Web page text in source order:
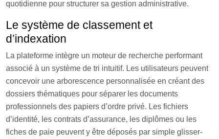
quotidienne pour structurer sa gestion administrative.
Le système de classement et
d’indexation
La plateforme intègre un moteur de recherche performant
associé à un système de tri intuitif. Les utilisateurs peuvent
concevoir une arborescence personnalisée en créant des
dossiers thématiques pour séparer les documents
professionnels des papiers d’ordre privé. Les fichiers
d’identité, les contrats d’assurance, les diplômes ou les
fiches de paie peuvent y être déposés par simple glisser-